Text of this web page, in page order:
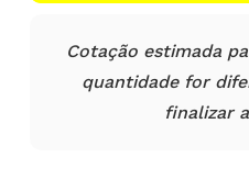
Cotação estimada
quantidade for
finalizar